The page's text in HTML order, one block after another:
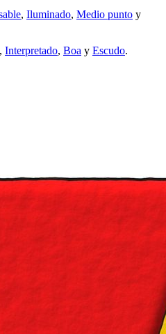
, Iluminado, Medio punto y
, Interpretado, Boa y Escudo.